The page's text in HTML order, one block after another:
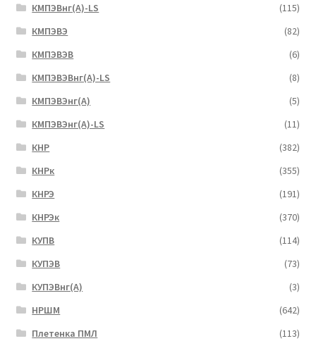
КМПЭВнг(А)-LS
(115)
КМПЭВЭ
(82)
КМПЭВЭВ
(6)
КМПЭВЭВнг(А)-LS
(8)
КМПЭВЭнг(А)
(5)
КМПЭВЭнг(А)-LS
(11)
КНР
(382)
КНРк
(355)
КНРЭ
(191)
КНРЭк
(370)
КУПВ
(114)
КУПЭВ
(73)
КУПЭВнг(А)
(3)
НРШМ
(642)
Плетенка ПМЛ
(113)